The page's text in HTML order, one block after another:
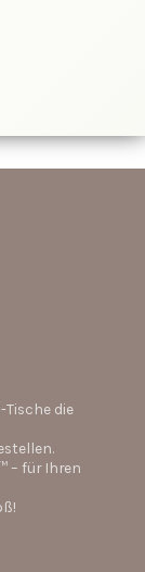
die
– für Ihren